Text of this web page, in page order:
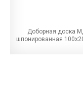
Доборная доска
шпонированная